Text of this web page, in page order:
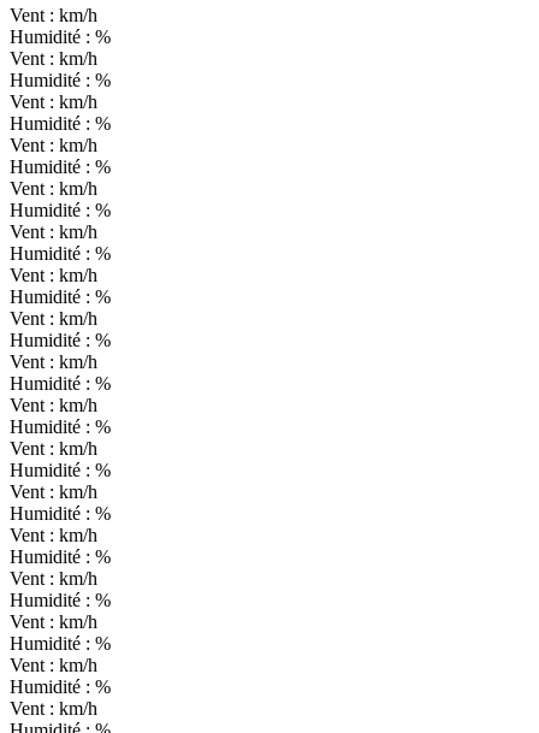
Vent : km/h
Humidité : %
Vent : km/h
Humidité : %
Vent : km/h
Humidité : %
Vent : km/h
Humidité : %
Vent : km/h
Humidité : %
Vent : km/h
Humidité : %
Vent : km/h
Humidité : %
Vent : km/h
Humidité : %
Vent : km/h
Humidité : %
Vent : km/h
Humidité : %
Vent : km/h
Humidité : %
Vent : km/h
Humidité : %
Vent : km/h
Humidité : %
Vent : km/h
Humidité : %
Vent : km/h
Humidité : %
Vent : km/h
Humidité : %
Vent : km/h